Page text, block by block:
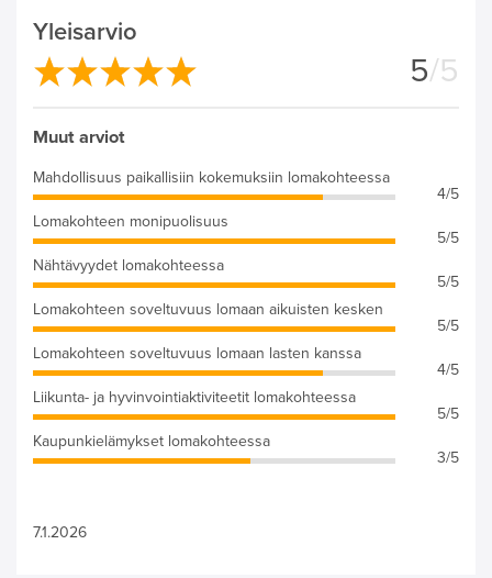
Yleisarvio
5/5
Muut arviot
Mahdollisuus paikallisiin kokemuksiin lomakohteessa
4/5
Lomakohteen monipuolisuus
5/5
Nähtävyydet lomakohteessa
5/5
Lomakohteen soveltuvuus lomaan aikuisten kesken
5/5
Lomakohteen soveltuvuus lomaan lasten kanssa
4/5
Liikunta- ja hyvinvointiaktiviteetit lomakohteessa
5/5
Kaupunkielämykset lomakohteessa
3/5
7.1.2026